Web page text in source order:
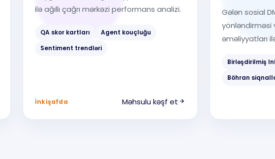
ilə ağıllı çağrı mərkəzi performans analizi.
QA skor kartları
Agent kouçluğu
Sentiment trendləri
İnkişafda Məhsulu kəşf et
Gələn sosial
yönləndirməsi
əməliyyatları
Birləşdirilmiş
Böhran